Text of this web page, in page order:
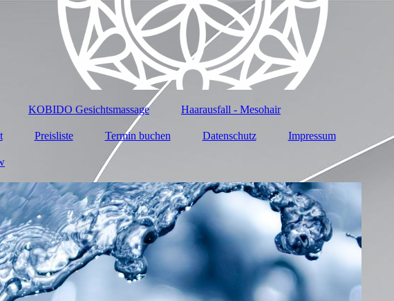
KOBIDO Gesichtsmassage Haarausfall - Mesohair
Preisliste Termin buchen Datenschutz Impressum